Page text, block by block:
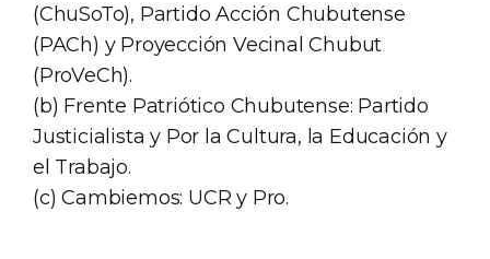
(ChuSoTo), Partido Acción Chubutense
(PACh) y Proyección Vecinal Chubut
(ProVeCh).
(b) Frente Patriótico Chubutense: Partido
Justicialista y Por la Cultura, la Educación y
el Trabajo.
(c) Cambiemos: UCR y Pro.